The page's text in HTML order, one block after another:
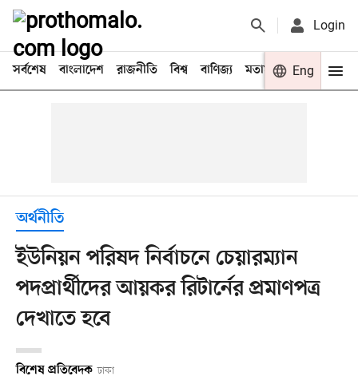
Login
সর্বশেষ বাংলাদেশ রাজনীতি বিশ্ব বাণিজ্য মতামত খেলা
Eng
অর্থনীতি
ইউনিয়ন পরিষদ নির্বাচনে চেয়ারম্যান
পদপ্রার্থীদের আয়কর রিটার্নের প্রমাণপত্র
দেখাতে হবে
বিশেষ প্রতিবেদক ঢাকা